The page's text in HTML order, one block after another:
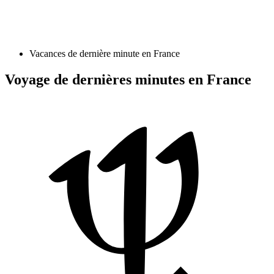
Vacances de dernière minute en France
Voyage de dernières minutes en France